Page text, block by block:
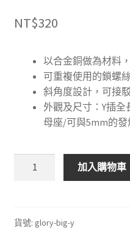
NT$320
以合金銅做為材料
可重複使用的鎖螺
斜角度設計，可接
外觀及尺寸：Y插
母座/可與5mm的發
插
加入購物車
貨號: glory-big-y